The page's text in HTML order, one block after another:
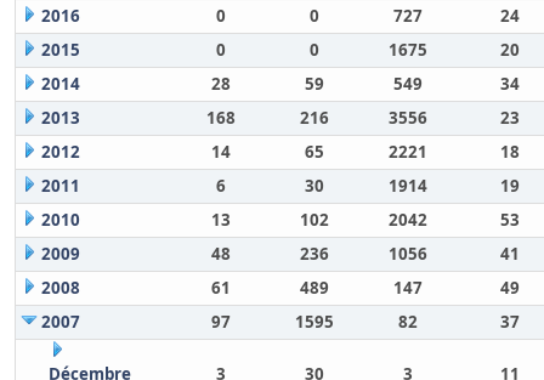
2016
0 0 727
24
2015
0 0 1675
20
2014
28 59 549
34
2013
168 216 3556
23
2012
14 65 2221
18
2011
6 30 1914
19
2010
13 102 2042
53
2009
48 236 1056
41
2008
61 489 147
49
2007
97 1595 82 37
Décembre
3 30 3 11